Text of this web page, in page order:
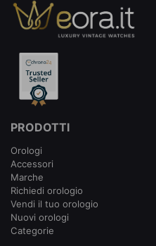
PRODOTTI
Orologi
Accessori
Marche
Richiedi orologio
Vendi il tuo orologio
Nuovi orologi
Categorie